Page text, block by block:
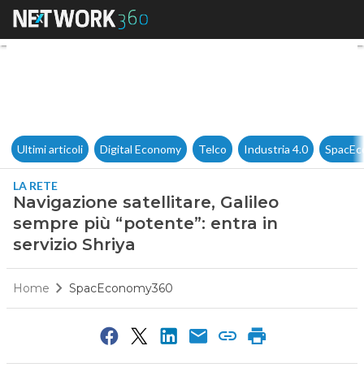
Navigazione satellitare,
Ultimi articoli Digital Economy Telco Industria 4.0
LA RETE
Navigazione satellitare, Galileo
sempre più “potente”: entra in
servizio Shriya
Home SpacEconomy360